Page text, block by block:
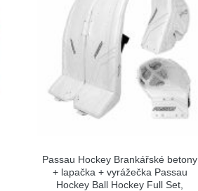
Passau Hockey Brankářské betony
+ lapačka + vyrážečka Passau
Hockey Ball Hockey Full Set,